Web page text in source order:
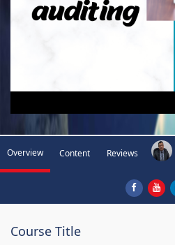
Overview Content Reviews
Course Title